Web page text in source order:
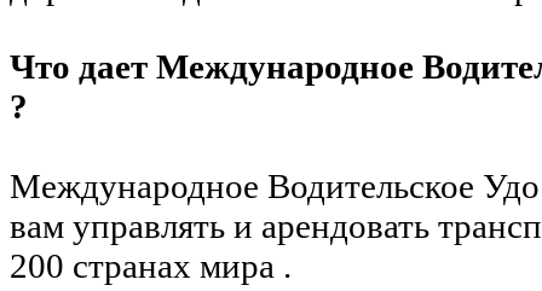
Что дает Международное
?
Международное Водительское
вам управлять и арендовать
200 странах мира .